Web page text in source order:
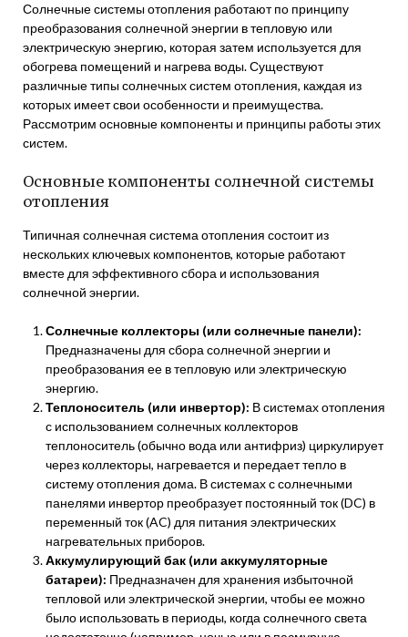
Солнечные системы отопления работают по принципу
преобразования солнечной энергии в тепловую или
электрическую энергию, которая затем используется для
обогрева помещений и нагрева воды. Существуют
различные типы солнечных систем отопления, каждая из
которых имеет свои особенности и преимущества.
Рассмотрим основные компоненты и принципы работы этих
систем.
Основные компоненты солнечной системы
отопления
Типичная солнечная система отопления состоит из
нескольких ключевых компонентов, которые работают
вместе для эффективного сбора и использования
солнечной энергии.
Солнечные коллекторы (или солнечные панели):
Предназначены для сбора солнечной энергии и
преобразования ее в тепловую или электрическую
энергию.
Теплоноситель (или инвертор): В системах отопления
с использованием солнечных коллекторов
теплоноситель (обычно вода или антифриз) циркулирует
через коллекторы, нагревается и передает тепло в
систему отопления дома. В системах с солнечными
панелями инвертор преобразует постоянный ток (DC) в
переменный ток (AC) для питания электрических
нагревательных приборов.
Аккумулирующий бак (или аккумуляторные
батареи): Предназначен для хранения избыточной
тепловой или электрической энергии, чтобы ее можно
было использовать в периоды, когда солнечного света